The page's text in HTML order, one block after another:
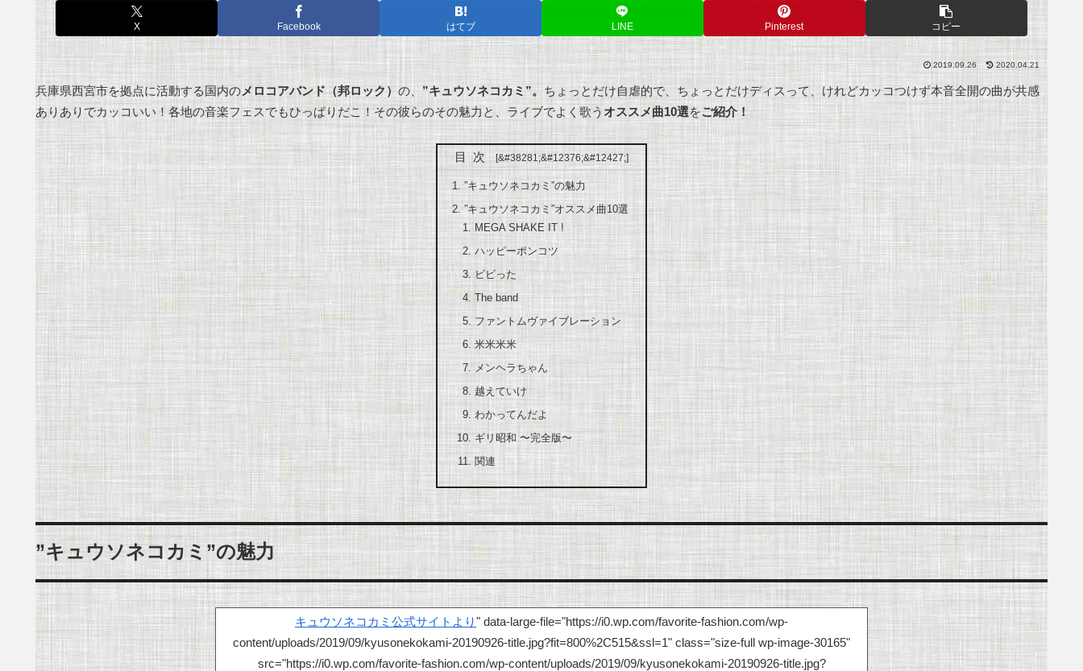
X Facebook はてブ LINE Pinterest コピー
2019.09.26 2020.04.21
兵庫県西宮市を拠点に活動する国内のメロコアバンド（邦ロック） の、 ”キュウソネコカミ”。 ちょっとだけ自虐的で、ちょっとだけディスって、けれどカッコつけず本音全開の曲が共感
ありありでカッコいい！各地の音楽フェスでもひっぱりだこ！その彼らのその魅力と、ライブでよく歌う オススメ曲10選をご紹介！
目次
”キュウソネコカミ”の魅力
”キュウソネコカミ”オススメ曲10選
MEGA SHAKE IT !
ハッピーポンコツ
ビビった
The band
ファントムヴァイブレーション
米米米米
メンヘラちゃん
越えていけ
わかってんだよ
ギリ昭和 〜完全版〜
関連
”キュウソネコカミ”の魅力
キュウソネコカミ公式サイトより" data-large-file="https://i0.wp.com/favorite-fashion.com/wp-
content/uploads/2019/09/kyusonekokami-20190926-title.jpg?fit=800%2C515&ssl=1" class="size-full wp-image-30165"
src="https://i0.wp.com/favorite-fashion.com/wp-content/uploads/2019/09/kyusonekokami-20190926-title.jpg?